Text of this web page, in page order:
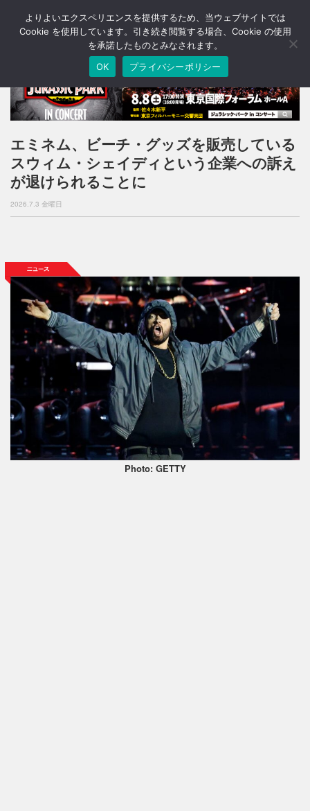
T
o
n
a
v
i
g
a
n
エミネム、ビーチ・グッズを販売している
スウィム・シェイディという企業への訴え
が退けられることに
2026.7.3 金曜日
Photo: GETTY
よりよいエクスペリエンスを提供するため、当ウェブサイトでは
Cookie を使用しています。引き続き閲覧する場合、Cookie の使用
を承諾したものとみなされます。
OK
プライバシーポリシー